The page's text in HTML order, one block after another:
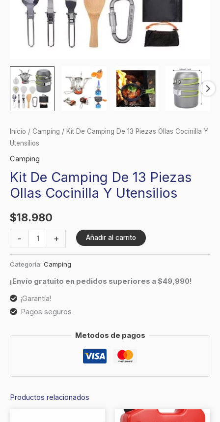
Inicio / Camping / Kit De Camping De 13 Piezas Ollas Cocinilla Y
Utensilios
Camping
Kit De Camping De 13 Piezas
Ollas Cocinilla Y Utensilios
$18.980
- + Añadir al carrito
Categoría: Camping
¡Envío gratuito en pedidos superiores a $49,990!
¡Garantía!
Pagos seguros
Metodos de pagos
Productos relacionados